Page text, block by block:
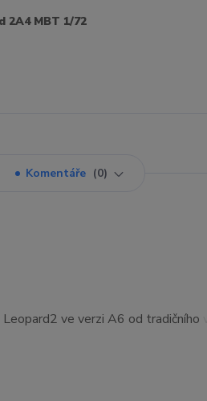
2A4 MBT 1/72
Komentáře 0
ve verzi A6 od tradičního